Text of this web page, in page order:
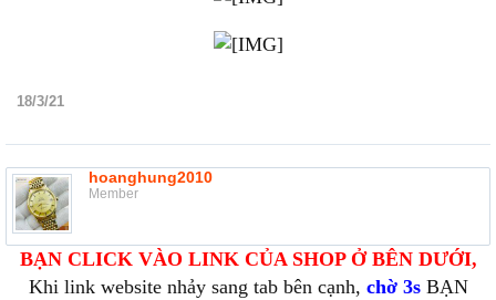
18/3/21
hoanghung2010
Member
BẠN CLICK VÀO LINK CỦA SHOP Ở BÊN DƯỚI,
Khi link website nhảy sang tab bên cạnh, chờ 3sBẠN